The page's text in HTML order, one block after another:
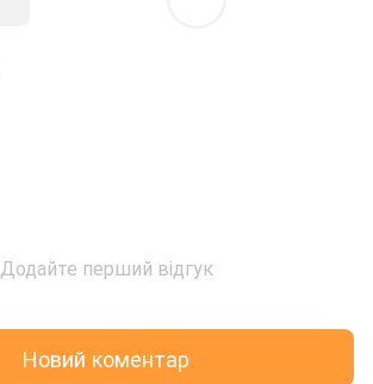
Додайте перший відгук
Новий коментар